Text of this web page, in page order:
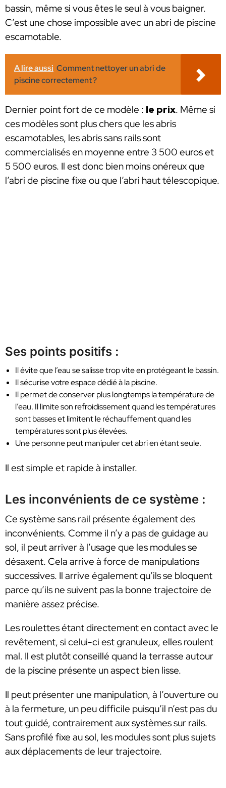
bassin, même si vous êtes le seul à vous baigner.
C’est une chose impossible avec un abri de piscine
escamotable.
A lire aussi Comment nettoyer un abri de
piscine correctement ?
Dernier point fort de ce modèle : le prix. Même si
ces modèles sont plus chers que les abris
escamotables, les abris sans rails sont
commercialisés en moyenne entre 3 500 euros et
5 500 euros. Il est donc bien moins onéreux que
l’abri de piscine fixe ou que l’abri haut télescopique.
Ses points positifs :
Il évite que l’eau se salisse trop vite en protégeant le bassin.
Il sécurise votre espace dédié à la piscine.
Il permet de conserver plus longtemps la température de
l’eau. Il limite son refroidissement quand les températures
sont basses et limitent le réchauffement quand les
températures sont plus élevées.
Une personne peut manipuler cet abri en étant seule.
Il est simple et rapide à installer.
Les inconvénients de ce système :
Ce système sans rail présente également des
inconvénients. Comme il n’y a pas de guidage au
sol, il peut arriver à l’usage que les modules se
désaxent. Cela arrive à force de manipulations
successives. Il arrive également qu’ils se bloquent
parce qu’ils ne suivent pas la bonne trajectoire de
manière assez précise.
Les roulettes étant directement en contact avec le
revêtement, si celui-ci est granuleux, elles roulent
mal. Il est plutôt conseillé quand la terrasse autour
de la piscine présente un aspect bien lisse.
Il peut présenter une manipulation, à l’ouverture ou
à la fermeture, un peu difficile puisqu’il n’est pas du
tout guidé, contrairement aux systèmes sur rails.
Sans profilé fixe au sol, les modules sont plus sujets
aux déplacements de leur trajectoire.